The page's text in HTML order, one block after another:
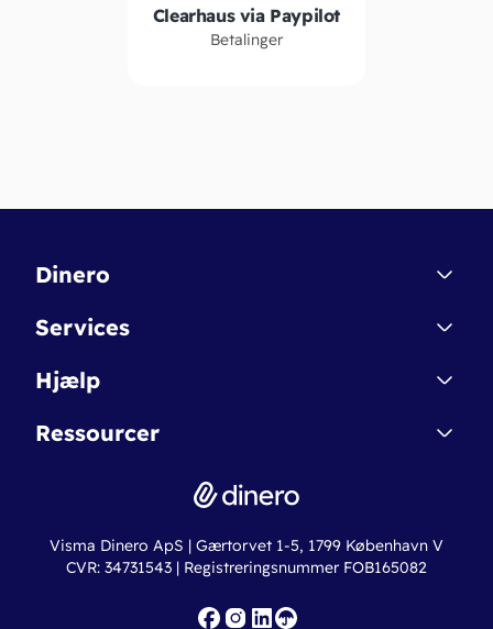
Clearhaus via Paypilot
Betalinger
Dinero
Kontakt
Betingelser & Sikkerhed
Nye funktioner
Services
Dinero Starter
Dinero Pro
Erhvervslån
Fakturaskabeloner
Hjælp
Regnskabsordbogen
Online regnskabskurser
Ressourcer
Ny virksomhed
Iværksætterlegat
Visma Dinero ApS | Gærtorvet 1-5, 1799 København V
CVR: 34731543 | Registreringsnummer FOB165082